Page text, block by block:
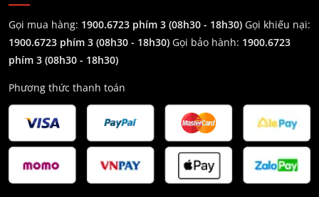
Gọi mua hàng: 1900.6723 phím 3 (08h30 - 18h30) Gọi khiếu nại:
1900.6723 phím 3 (08h30 - 18h30) Gọi bảo hành: 1900.6723
phím 3 (08h30 - 18h30)
Phương thức thanh toán